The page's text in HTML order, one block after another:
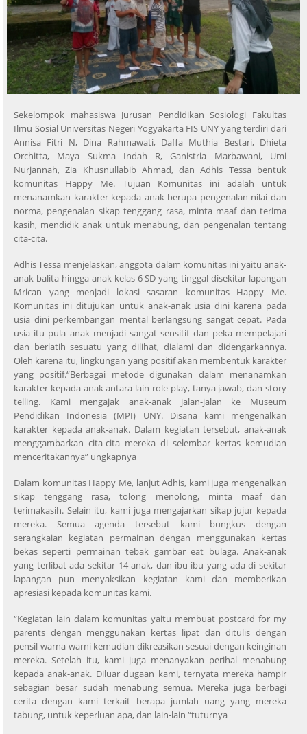
Sekelompok mahasiswa Jurusan Pendidikan Sosiologi Fakultas
Ilmu Sosial Universitas Negeri Yogyakarta FIS UNY yang terdiri dari
Annisa Fitri N, Dina Rahmawati, Daffa Muthia Bestari, Dhieta
Orchitta, Maya Sukma Indah R, Ganistria Marbawani, Umi
Nurjannah, Zia Khusnullabib Ahmad, dan Adhis Tessa bentuk
komunitas Happy Me. Tujuan Komunitas ini adalah untuk
menanamkan karakter kepada anak berupa pengenalan nilai dan
norma, pengenalan sikap tenggang rasa, minta maaf dan terima
kasih, mendidik anak untuk menabung, dan pengenalan tentang
cita-cita.
Adhis Tessa menjelaskan, anggota dalam komunitas ini yaitu anak-
anak balita hingga anak kelas 6 SD yang tinggal disekitar lapangan
Mrican yang menjadi lokasi sasaran komunitas Happy Me.
Komunitas ini ditujukan untuk anak-anak usia dini karena pada
usia dini perkembangan mental berlangsung sangat cepat. Pada
usia itu pula anak menjadi sangat sensitif dan peka mempelajari
dan berlatih sesuatu yang dilihat, dialami dan didengarkannya.
Oleh karena itu, lingkungan yang positif akan membentuk karakter
yang positif.“Berbagai metode digunakan dalam menanamkan
karakter kepada anak antara lain role play, tanya jawab, dan story
telling. Kami mengajak anak-anak jalan-jalan ke Museum
Pendidikan Indonesia (MPI) UNY. Disana kami mengenalkan
karakter kepada anak-anak. Dalam kegiatan tersebut, anak-anak
menggambarkan cita-cita mereka di selembar kertas kemudian
menceritakannya” ungkapnya
Dalam komunitas Happy Me, lanjut Adhis, kami juga mengenalkan
sikap tenggang rasa, tolong menolong, minta maaf dan
terimakasih. Selain itu, kami juga mengajarkan sikap jujur kepada
mereka. Semua agenda tersebut kami bungkus dengan
serangkaian kegiatan permainan dengan menggunakan kertas
bekas seperti permainan tebak gambar eat bulaga. Anak-anak
yang terlibat ada sekitar 14 anak, dan ibu-ibu yang ada di sekitar
lapangan pun menyaksikan kegiatan kami dan memberikan
apresiasi kepada komunitas kami.
“Kegiatan lain dalam komunitas yaitu membuat postcard for my
parents dengan menggunakan kertas lipat dan ditulis dengan
pensil warna-warni kemudian dikreasikan sesuai dengan keinginan
mereka. Setelah itu, kami juga menanyakan perihal menabung
kepada anak-anak. Diluar dugaan kami, ternyata mereka hampir
sebagian besar sudah menabung semua. Mereka juga berbagi
cerita dengan kami terkait berapa jumlah uang yang mereka
tabung, untuk keperluan apa, dan lain-lain “tuturnya